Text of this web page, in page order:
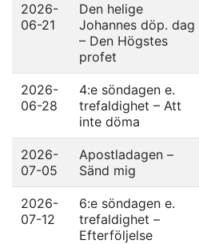
2026-
06-21
Den helige
Johannes döp. dag
– Den Högstes
profet
2026-
06-28
4:e söndagen e.
trefaldighet – Att
inte döma
2026-
07-05
Apostladagen –
Sänd mig
2026-
07-12
6:e söndagen e.
trefaldighet –
Efterföljelse